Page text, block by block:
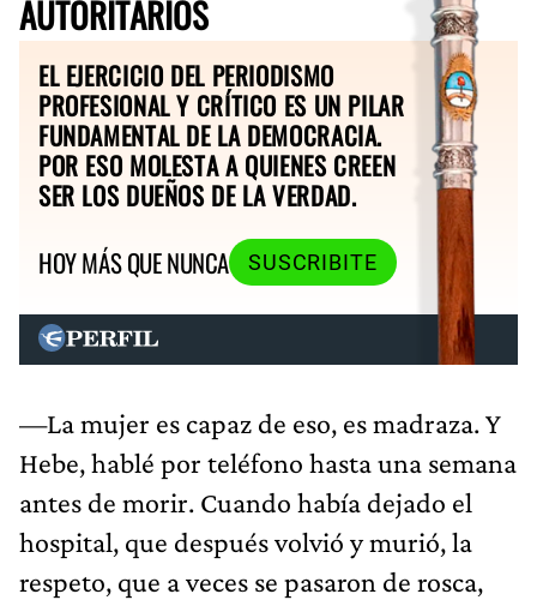
AUTORITARIOS
EL EJERCICIO DEL PERIODISMO
PROFESIONAL Y CRÍTICO ES UN PILAR
FUNDAMENTAL DE LA DEMOCRACIA.
POR ESO MOLESTA A QUIENES CREEN
SER LOS DUEÑOS DE LA VERDAD.
HOY MÁS QUE NUNCA
SUSCRIBITE
—La mujer es capaz de eso, es madraza. Y
Hebe, hablé por teléfono hasta una semana
antes de morir. Cuando había dejado el
hospital, que después volvió y murió, la
respeto, que a veces se pasaron de rosca,